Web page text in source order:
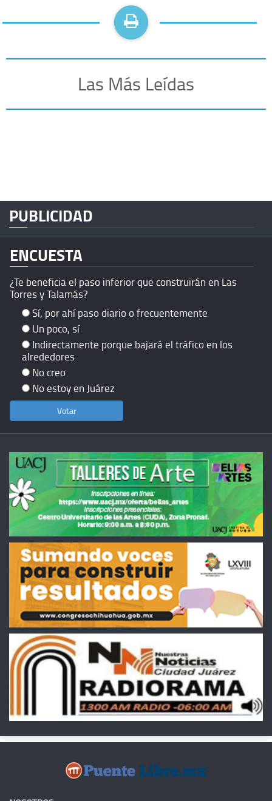
Las Más Leídas
PUBLICIDAD
ENCUESTA
¿Te beneficia el paso inferior que construirán en Las
Torres y Talamás?
Sí, por ahí paso diario o frecuentemente
Un poco, sí
Indirectamente porque bajará el tráfico en los
alrededores
No creo
No estoy en Juárez